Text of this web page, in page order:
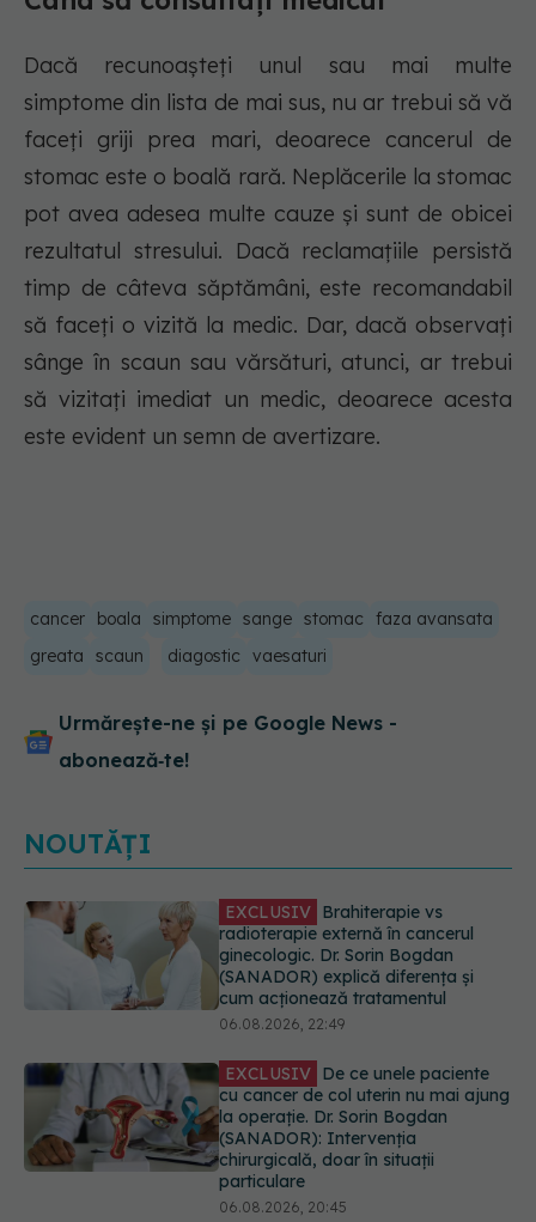
Dacă recunoașteți unul sau mai multe
simptome din lista de mai sus, nu ar trebui să vă
faceți griji prea mari, deoarece cancerul de
stomac este o boală rară. Neplăcerile la stomac
pot avea adesea multe cauze și sunt de obicei
rezultatul stresului. Dacă reclamațiile persistă
timp de câteva săptămâni, este recomandabil
să faceți o vizită la medic. Dar, dacă observați
sânge în scaun sau vărsături, atunci, ar trebui
să vizitați imediat un medic, deoarece acesta
este evident un semn de avertizare.
cancer boala simptome sange stomac
faza avansata
greata
scaun diagostic vaesaturi
Urmărește-ne și pe Google News -
abonează‑te!
NOUTĂȚI
EXCLUSIV De ce unele paciente
cu cancer de col uterin nu mai ajung
la operație. Dr. Sorin Bogdan
(SANADOR): Intervenția
chirurgicală, doar în situații
particulare
06.08.2026, 20:45
Alertă în Europa după un nou caz
de hantavirus Anzi, singura tulpină
care se transmite de la om la om
06.08.2026, 20:06